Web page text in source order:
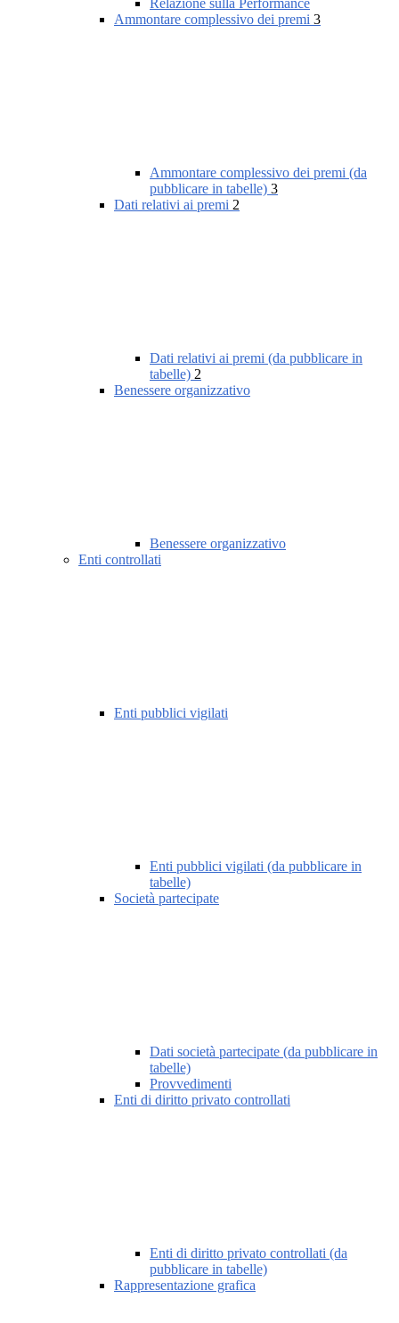
Relazione sulla Performance
Ammontare complessivo dei premi 3
Ammontare complessivo dei premi (da
pubblicare in tabelle) 3
Dati relativi ai premi 2
Dati relativi ai premi (da pubblicare in
tabelle) 2
Benessere organizzativo
Benessere organizzativo
Enti controllati
Enti pubblici vigilati
Enti pubblici vigilati (da pubblicare in
tabelle)
Società partecipate
Dati società partecipate (da pubblicare in
tabelle)
Provvedimenti
Enti di diritto privato controllati
Enti di diritto privato controllati (da
pubblicare in tabelle)
Rappresentazione grafica